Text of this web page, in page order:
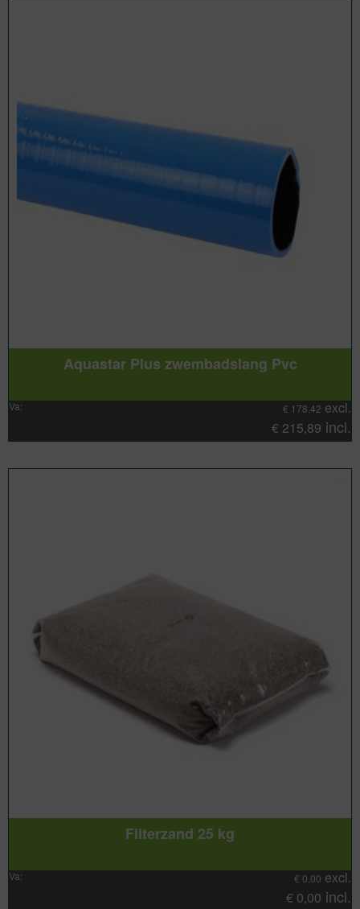
Aquastar Plus zwembadslang Pvc
Va: € 178,42 excl.
€ 215,89 incl.
Filterzand 25 kg
Va: € 0,00 excl.
€ 0,00 incl.